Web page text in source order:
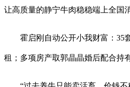
让高质量的静宁牛肉稳稳端上全国
霍启刚自动公开小我财富：35套
租；多项房产取郭晶晶婚后配合持有